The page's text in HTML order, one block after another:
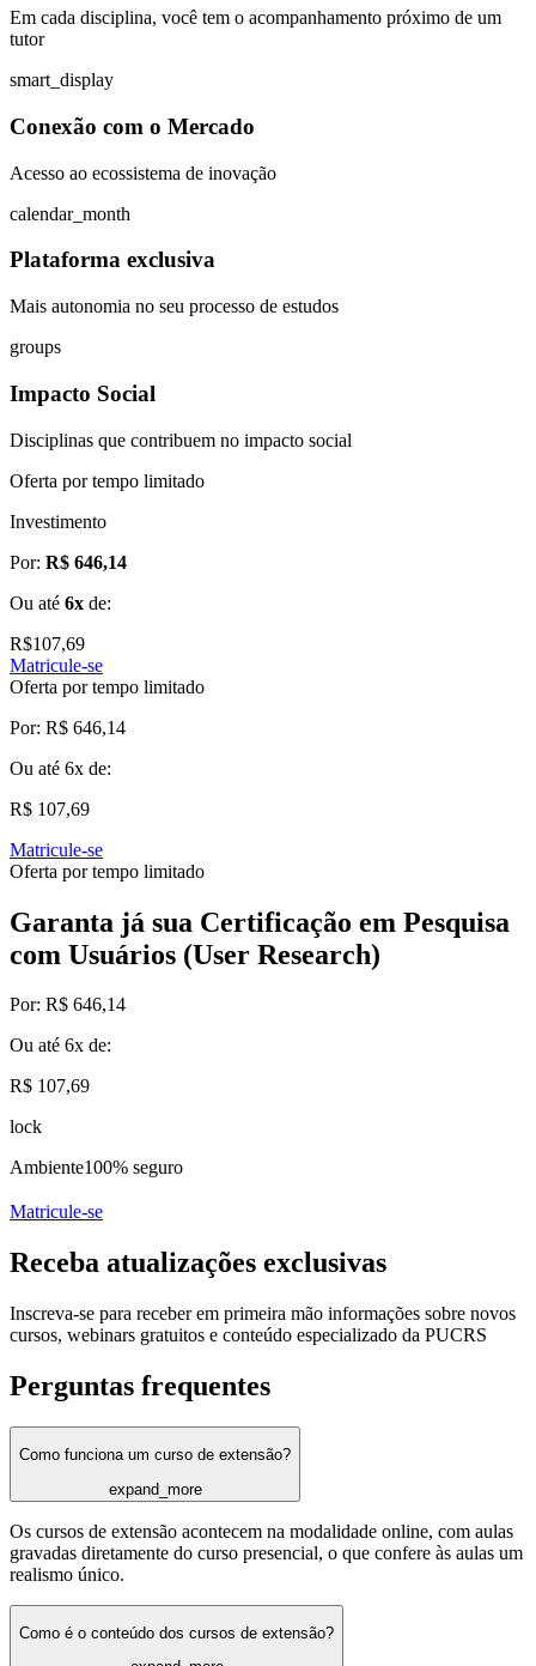
Em cada disciplina, você tem o acompanhamento próximo de um
tutor
smart_display
Conexão com o Mercado
Acesso ao ecossistema de inovação
calendar_month
Plataforma exclusiva
Mais autonomia no seu processo de estudos
groups
Impacto Social
Disciplinas que contribuem no impacto social
Oferta por tempo limitado
Investimento
Por: R$ 646,14
Ou até 6x de:
R$107,69
Matricule-se
Oferta por tempo limitado
Por: R$ 646,14
Ou até 6x de:
R$ 107,69
Matricule-se
Oferta por tempo limitado
Garanta já sua Certificação em Pesquisa
com Usuários (User Research)
Por: R$ 646,14
Ou até 6x de:
R$ 107,69
lock
Ambiente100% seguro
Matricule-se
Receba atualizações exclusivas
Inscreva-se para receber em primeira mão informações sobre novos
cursos, webinars gratuitos e conteúdo especializado da PUCRS
Perguntas frequentes
Como funciona um curso de extensão?
expand_more
Os cursos de extensão acontecem na modalidade online, com aulas
gravadas diretamente do curso presencial, o que confere às aulas um
realismo único.
Como é o conteúdo dos cursos de extensão?